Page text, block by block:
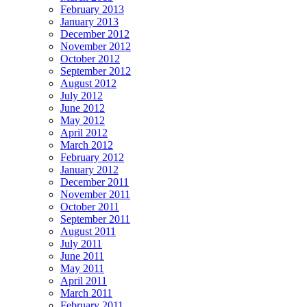
February 2013
January 2013
December 2012
November 2012
October 2012
September 2012
August 2012
July 2012
June 2012
May 2012
April 2012
March 2012
February 2012
January 2012
December 2011
November 2011
October 2011
September 2011
August 2011
July 2011
June 2011
May 2011
April 2011
March 2011